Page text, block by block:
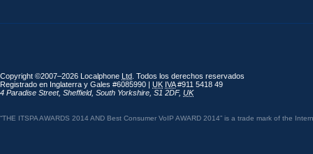
Copyright ©2007–2026 Localphone Ltd . Todos los derechos reservados
Registrado en Inglaterra y Gales #6085990 | UK IVA#911 5418 49
4 Paradise Street, Sheffield, South Yorkshire S1 2DF, UK
“THE ITSPA AWARDS 2014 AND Best Consumer VoIP AWARD 2014” is a trade mark of the